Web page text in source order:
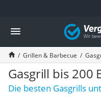
Die beliebtesten Vergleiche
Baumarkt
Tresor feuerfest
Makita-Akku-Rasenmäher
Kappsäge
Smartes Türschloss
Akku-Rasentrimmer
Vergleich
Grillen & Barbecue
Gasgrill bis 200
Die besten Gasgrills